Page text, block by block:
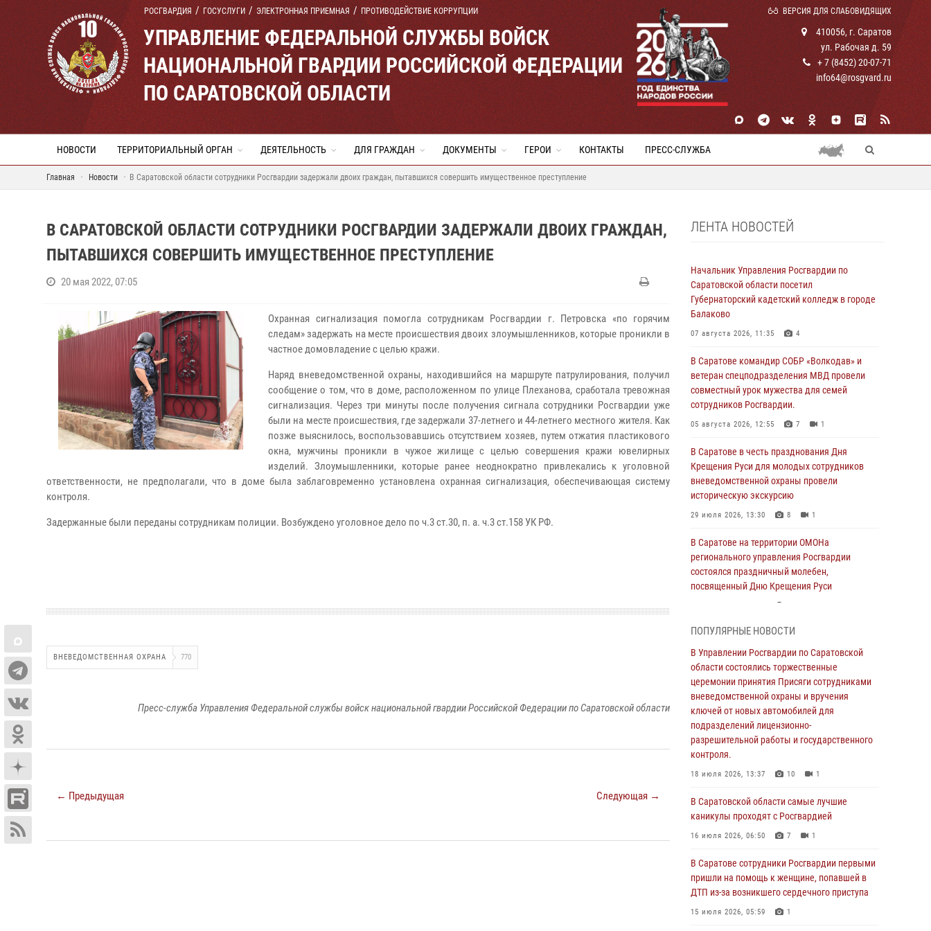
РОСГВАРДИЯ ГОСУСЛУГИ ЭЛЕКТРОННАЯ ПРИЕМНАЯ ПРОТИВОДЕЙСТВИЕ КОРРУПЦИИ ВЕРСИЯ ДЛЯ СЛАБОВИДЯЩИХ
УПРАВЛЕНИЕ ФЕДЕРАЛЬНОЙ СЛУЖБЫ ВОЙСК
НАЦИОНАЛЬНОЙ ГВАРДИИ РОССИЙСКОЙ ФЕДЕРАЦИИ
ПО САРАТОВСКОЙ ОБЛАСТИ
410056, г. Саратов
ул. Рабочая д. 59
+ 7 (8452) 20-07-71
info64@rosgvard.ru
НОВОСТИ ТЕРРИТОРИАЛЬНЫЙ ОРГАН ДЕЯТЕЛЬНОСТЬ ДЛЯ ГРАЖДАН ДОКУМЕНТЫ ГЕРОИ КОНТАКТЫ ПРЕСС-СЛУЖБА
Главная Новости В Саратовской области сотрудники Росгвардии задержали двоих граждан, пытавшихся совершить имущественное преступление
В САРАТОВСКОЙ ОБЛАСТИ СОТРУДНИКИ РОСГВАРДИИ ЗАДЕРЖАЛИ ДВОИХ ГРАЖДАН,
ПЫТАВШИХСЯ СОВЕРШИТЬ ИМУЩЕСТВЕННОЕ ПРЕСТУПЛЕНИЕ
20 мая 2022, 07:05
Охранная сигнализация помогла сотрудникам Росгвардии г. Петровска «по горячим
следам» задержать на месте происшествия двоих злоумышленников, которые проникли в
частное домовладение с целью кражи.
Наряд вневедомственной охраны, находившийся на маршруте патрулирования, получил
сообщение о том, что в доме, расположенном по улице Плеханова, сработала тревожная
сигнализация. Через три минуты после получения сигнала сотрудники Росгвардии уже
были на месте происшествия, где задержали 37-летнего и 44-летнего местного жителя. Как
позже выяснилось, воспользовавшись отсутствием хозяев, путем отжатия пластикового
окна, мужчины проникли в чужое жилище с целью совершения кражи ювелирных
изделий. Злоумышленники, которые ранее неоднократно привлекались к уголовной
ответственности, не предполагали, что в доме была заблаговременно установлена охранная сигнализация, обеспечивающая систему
контроля.
Задержанные были переданы сотрудникам полиции. Возбуждено уголовное дело по ч.3 ст.30, п. а. ч.3 ст.158 УК РФ.
ВНЕВЕДОМСТВЕННАЯ ОХРАНА 770
Пресс-служба Управления Федеральной службы войск национальной гвардии Российской Федерации по Саратовской области
← Предыдущая Следующая →
ЛЕНТА НОВОСТЕЙ
Начальник Управления Росгвардии по
Саратовской области посетил
Губернаторский кадетский колледж в городе
Балаково
07 августа 2026, 11:35 4
В Саратове командир СОБР «Волкодав» и
ветеран спецподразделения МВД провели
совместный урок мужества для семей
сотрудников Росгвардии.
05 августа 2026, 12:55 7 1
В Саратове в честь празднования Дня
Крещения Руси для молодых сотрудников
вневедомственной охраны провели
историческую экскурсию
29 июля 2026, 13:30 8 1
В Саратове на территории ОМОНа
регионального управления Росгвардии
состоялся праздничный молебен,
посвященный Дню Крещения Руси
В Саратовской области сотрудники
Росгвардии помогли вернуться домой
потерявшейся пенсионерке
21 июля 2026, 10:38
В Управлении Росгвардии по Саратовской
области состоялись торжественные
церемонии принятия Присяги сотрудниками
вневедомственной охраны и вручения
ключей от новых автомобилей для
разрешительной работы и государственного
18 июля 2026, 13:37 10 1
В Саратовской области самые лучшие
16 июля 2026, 06:50 7 1
ПОПУЛЯРНЫЕ НОВОСТИ
В Управлении Росгвардии по Саратовской
области состоялись торжественные
церемонии принятия Присяги сотрудниками
вневедомственной охраны и вручения
ключей от новых автомобилей для
подразделений лицензионно-
разрешительной работы и государственного
контроля.
18 июля 2026, 13:37 10 1
В Саратовской области самые лучшие
каникулы проходят с Росгвардией
16 июля 2026, 06:50 7 1
В Саратове сотрудники Росгвардии первыми
пришли на помощь к женщине, попавшей в
ДТП из-за возникшего сердечного приступа
15 июля 2026, 05:59 1